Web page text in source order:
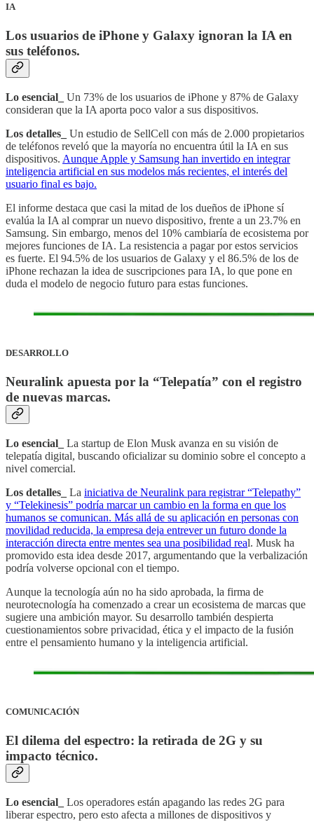
IA
Los usuarios de iPhone y Galaxy ignoran la IA en
sus teléfonos.
Lo esencial_ Un 73% de los usuarios de iPhone y 87% de Galaxy
consideran que la IA aporta poco valor a sus dispositivos.
Los detalles_ Un estudio de SellCell con más de 2.000 propietarios
de teléfonos reveló que la mayoría no encuentra útil la IA en sus
dispositivos. Aunque Apple y Samsung han invertido en integrar
inteligencia artificial en sus modelos más recientes, el interés del
usuario final es bajo.
El informe destaca que casi la mitad de los dueños de iPhone sí
evalúa la IA al comprar un nuevo dispositivo, frente a un 23.7% en
Samsung. Sin embargo, menos del 10% cambiaría de ecosistema por
mejores funciones de IA. La resistencia a pagar por estos servicios
es fuerte. El 94.5% de los usuarios de Galaxy y el 86.5% de los de
iPhone rechazan la idea de suscripciones para IA, lo que pone en
duda el modelo de negocio futuro para estas funciones.
DESARROLLO
Neuralink apuesta por la “Telepatía” con el registro
de nuevas marcas.
Lo esencial_ La startup de Elon Musk avanza en su visión de
telepatía digital, buscando oficializar su dominio sobre el concepto a
nivel comercial.
Los detalles_ La iniciativa de Neuralink para registrar “Telepathy”
y “Telekinesis” podría marcar un cambio en la forma en que los
humanos se comunican. Más allá de su aplicación en personas con
movilidad reducida, la empresa deja entrever un futuro donde la
interacción directa entre mentes sea una posibilidad real. Musk ha
promovido esta idea desde 2017, argumentando que la verbalización
podría volverse opcional con el tiempo.
Aunque la tecnología aún no ha sido aprobada, la firma de
neurotecnología ha comenzado a crear un ecosistema de marcas que
sugiere una ambición mayor. Su desarrollo también despierta
cuestionamientos sobre privacidad, ética y el impacto de la fusión
entre el pensamiento humano y la inteligencia artificial.
COMUNICACIÓN
El dilema del espectro: la retirada de 2G y su
impacto técnico.
Lo esencial_ Los operadores están apagando las redes 2G para
liberar espectro, pero esto afecta a millones de dispositivos y